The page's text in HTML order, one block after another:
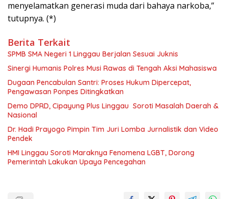
menyelamatkan generasi muda dari bahaya narkoba,”
tutupnya. (*)
Berita Terkait
SPMB SMA Negeri 1 Linggau Berjalan Sesuai Juknis
Sinergi Humanis Polres Musi Rawas di Tengah Aksi Mahasiswa
Dugaan Pencabulan Santri: Proses Hukum Dipercepat,
Pengawasan Ponpes Ditingkatkan
Demo DPRD, Cipayung Plus Linggau Soroti Masalah Daerah &
Nasional
Dr. Hadi Prayogo Pimpin Tim Juri Lomba Jurnalistik dan Video
Pendek
HMI Linggau Soroti Maraknya Fenomena LGBT, Dorong
Pemerintah Lakukan Upaya Pencegahan